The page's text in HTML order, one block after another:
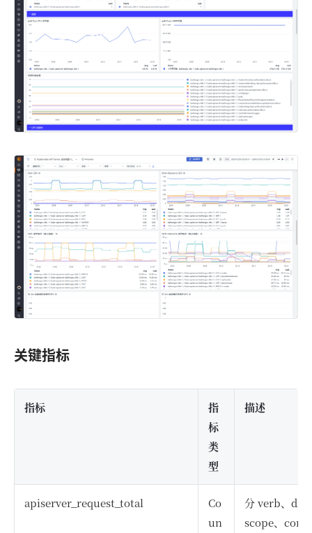
关键指标
指标
指
标
类
型
描述
apiserver_request_total
Co
un
分 verb、
scope、